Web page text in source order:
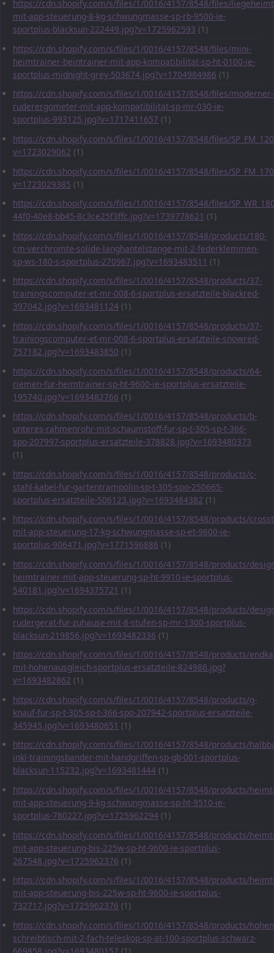
https://cdn.shopify.com/s/files/1/0016/4157/8548/files/
mit-app-steuerung-8-kg-schwungmasse-sp-rb-9500-ie-
sportplus-blacksun-222449.jpg?v=1725962593 (1)
https://cdn.shopify.com/s/files/1/0016/4157/8548/files/mini-
heimtrainer-beintrainer-mit-app-kompatibilitat-sp-ht-0100-ie-
sportplus-midnight-grey-503674.jpg?v=1704984986 (1)
https://cdn.shopify.com/s/files/1/0016/4157/8548/files/moderner-
ruderergometer-mit-app-kompatibilitat-sp-mr-030-ie-
sportplus-993125.jpg?v=1717411657 (1)
https://cdn.shopify.com/s/files/1/0016/4157/8548/files/
v=1723029062 (1)
https://cdn.shopify.com/s/files/1/0016/4157/8548/files/
v=1723029385 (1)
https://cdn.shopify.com/s/files/1/0016/4157/8548/files/
44f0-40e8-bb45-8c3ce25f3ffc.jpg?v=1739778621 (1)
https://cdn.shopify.com/s/files/1/0016/4157/8548/products/180-
cm-verchromte-solide-langhantelstange-mit-2-federklemmen-
sp-ws-180-s-sportplus-270967.jpg?v=1693483511 (1)
https://cdn.shopify.com/s/files/1/0016/4157/8548/products/37-
trainingscomputer-et-mr-008-6-sportplus-ersatzteile-blackred-
397042.jpg?v=1693481124 (1)
https://cdn.shopify.com/s/files/1/0016/4157/8548/products/37-
trainingscomputer-et-mr-008-6-sportplus-ersatzteile-snowred-
757182.jpg?v=1693483850 (1)
https://cdn.shopify.com/s/files/1/0016/4157/8548/products/64-
riemen-fur-heimtrainer-sp-ht-9600-ie-sportplus-ersatzteile-
195740.jpg?v=1693482766 (1)
https://cdn.shopify.com/s/files/1/0016/4157/8548/products/b-
unteres-rahmenrohr-mit-schaumstoff-fur-sp-t-305-sp-t-366-
spo-207997-sportplus-ersatzteile-378828.jpg?v=1693480373
(1)
https://cdn.shopify.com/s/files/1/0016/4157/8548/products/c-
stahl-kabel-fur-gartentrampolin-sp-t-305-spo-250665-
sportplus-ersatzteile-506123.jpg?v=1693484382 (1)
https://cdn.shopify.com/s/files/1/0016/4157/8548/products/
mit-app-steuerung-17-kg-schwungmasse-sp-et-9600-ie-
sportplus-906471.jpg?v=1771596886 (1)
https://cdn.shopify.com/s/files/1/0016/4157/8548/products/
heimtrainer-mit-app-steuerung-sp-ht-9910-ie-sportplus-
540181.jpg?v=1694375721 (1)
https://cdn.shopify.com/s/files/1/0016/4157/8548/products/
rudergerat-fur-zuhause-mit-8-stufen-sp-mr-1300-sportplus-
blacksun-219856.jpg?v=1693482336 (1)
https://cdn.shopify.com/s/files/1/0016/4157/8548/products/
mit-hohenausgleich-sportplus-ersatzteile-824986.jpg?
v=1693482862 (1)
https://cdn.shopify.com/s/files/1/0016/4157/8548/products/g-
knauf-fur-sp-t-305-sp-t-366-spo-207942-sportplus-ersatzteile-
345945.jpg?v=1693480651 (1)
https://cdn.shopify.com/s/files/1/0016/4157/8548/products/
inkl-trainingsbander-mit-handgriffen-sp-gb-001-sportplus-
blacksun-115232.jpg?v=1693481444 (1)
https://cdn.shopify.com/s/files/1/0016/4157/8548/products/
mit-app-steuerung-9-kg-schwungmasse-sp-ht-9510-ie-
sportplus-780227.jpg?v=1725962294 (1)
https://cdn.shopify.com/s/files/1/0016/4157/8548/products/
mit-app-steuerung-bis-225w-sp-ht-9600-ie-sportplus-
267548.jpg?v=1725962376 (1)
https://cdn.shopify.com/s/files/1/0016/4157/8548/products/
mit-app-steuerung-bis-225w-sp-ht-9600-ie-sportplus-
732717.jpg?v=1725962376 (1)
https://cdn.shopify.com/s/files/1/0016/4157/8548/products/
schreibtisch-mit-2-fach-teleskop-sp-at-100-sportplus-schwarz-